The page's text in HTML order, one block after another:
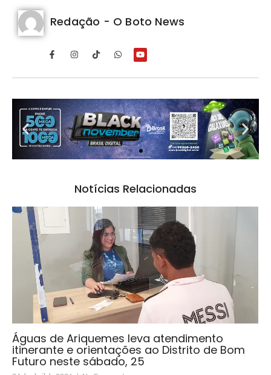
Redação - O Boto News
Notícias Relacionadas
Águas de Ariquemes leva atendimento
itinerante e orientações ao Distrito de Bom
Futuro neste sábado, 25